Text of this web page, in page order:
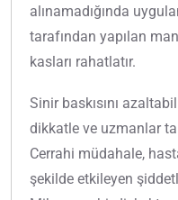
alınamadığında
tarafından yapılan
kasları rahatlatır.
Sinir baskısını
dikkatle ve uzmanlar
Cerrahi müdahale,
şekilde etkileyen